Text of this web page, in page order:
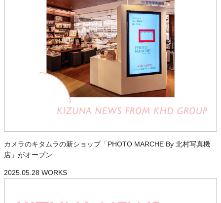
カメラのキタムラの新ショップ「PHOTO MARCHE By 北村写真機
店」がオープン
2025.05.28 WORKS